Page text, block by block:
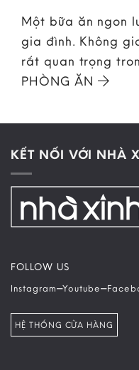
Một bữa ăn ngon
gia đình. Không
rất quan trọng
PHÒNG ĂN
KẾT NỐI VỚI NHÀ
FOLLOW US
Instagram–Youtube–
HỆ THỐNG CỬA HÀNG